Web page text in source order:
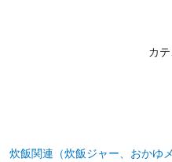
カ
炊飯関連（炊飯ジャー、おかゆ